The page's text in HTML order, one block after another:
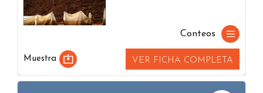
Conteos
Muestra VER FICHA COMPLETA